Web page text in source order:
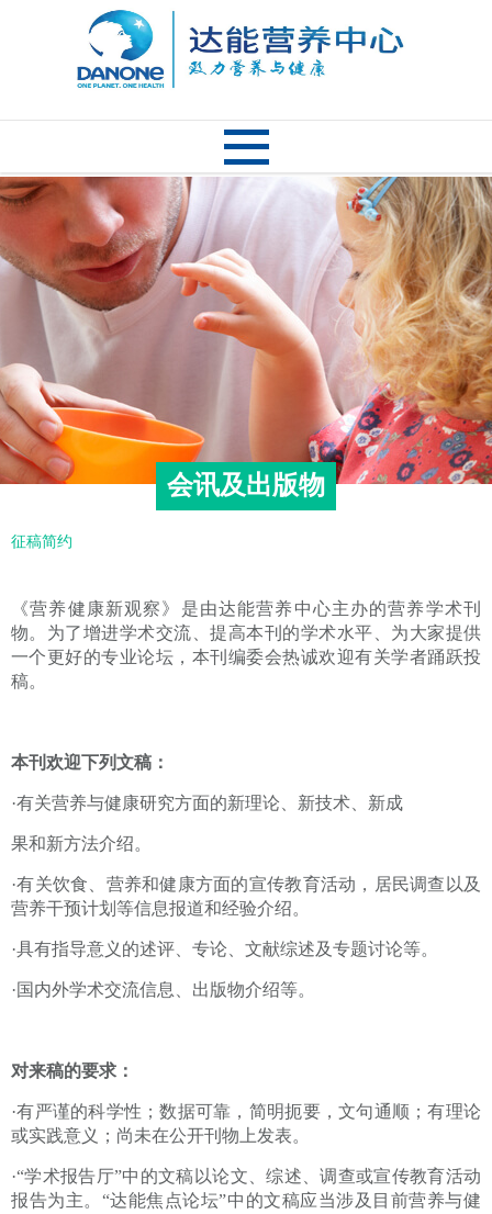
会讯及出版物
征稿简约
《营养健康新观察》是由达能营养中心主办的营养学术刊
物。为了增进学术交流、提高本刊的学术水平、为大家提供
一个更好的专业论坛，本刊编委会热诚欢迎有关学者踊跃投
稿。
本刊欢迎下列文稿：
·有关营养与健康研究方面的新理论、新技术、新成
果和新方法介绍。
·有关饮食、营养和健康方面的宣传教育活动，居民调查以及
营养干预计划等信息报道和经验介绍。
·具有指导意义的述评、专论、文献综述及专题讨论等。
·国内外学术交流信息、出版物介绍等。
对来稿的要求：
·有严谨的科学性；数据可靠，简明扼要，文句通顺；有理论
或实践意义；尚未在公开刊物上发表。
·“学术报告厅”中的文稿以论文、综述、调查或宣传教育活动
报告为主。“达能焦点论坛”中的文稿应当涉及目前营养与健